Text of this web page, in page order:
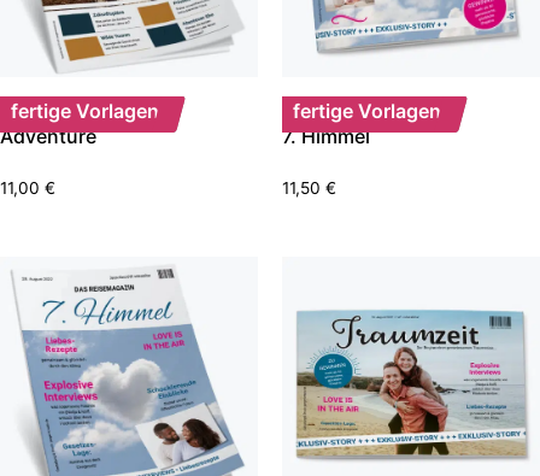
fertige Vorlagen
Adventure
11,00 €
fertige Vorlagen
7. Himmel
11,50 €